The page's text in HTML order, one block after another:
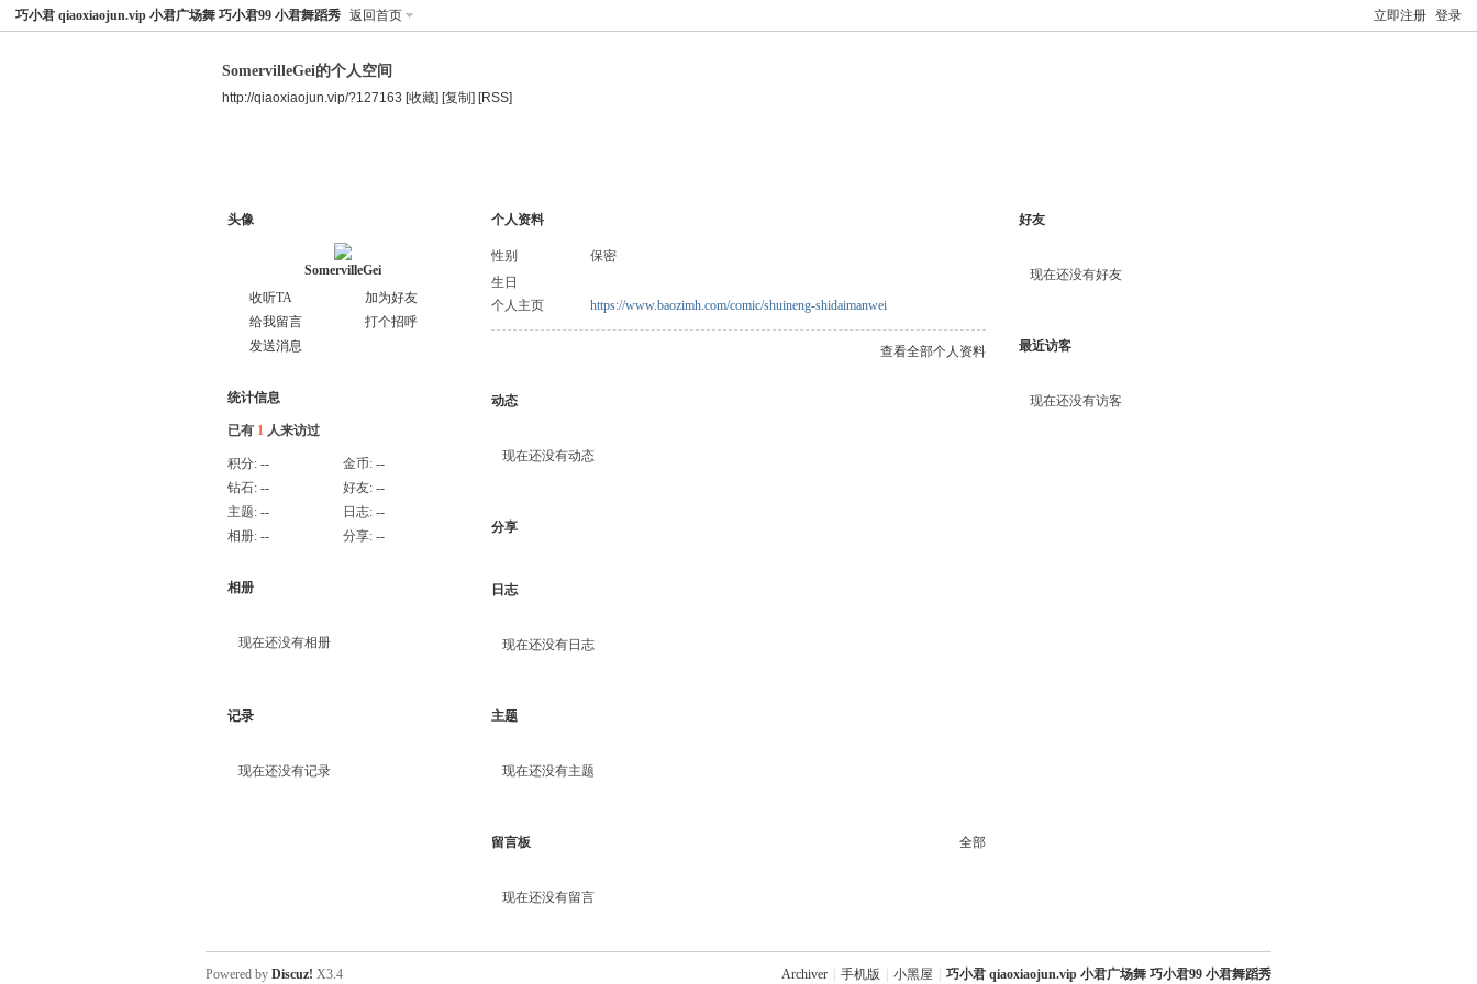
立即注册 登录
巧小君 qiaoxiaojun.vip 小君广场舞 巧小君99 小君舞蹈秀 返回首页
SomervilleGei的个人空间
http://qiaoxiaojun.vip/?127163 [收藏] [复制] [RSS]
头像
SomervilleGei
收听TA
加为好友
给我留言
打个招呼
发送消息
统计信息
已有 1 人来访过
积分: -- 金币: --
钻石: -- 好友: --
主题: -- 日志: --
相册: -- 分享: --
相册
现在还没有相册
记录
现在还没有记录
个人资料
性别
保密
生日
个人主页
https://www.baozimh.com/comic/shuineng-shidaimanwei
查看全部个人资料
动态
现在还没有动态
分享
日志
现在还没有日志
主题
现在还没有主题
留言板 全部
现在还没有留言
好友
现在还没有好友
最近访客
现在还没有访客
Archiver 手机版 小黑屋 巧小君 qiaoxiaojun.vip 小君广场舞 巧小君99 小君舞蹈秀
Powered by Discuz! X3.4